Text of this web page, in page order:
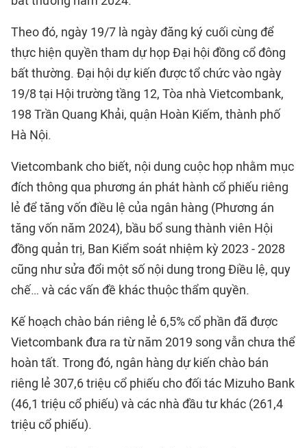
Theo đó, ngày 19/7 là ngày đăng ký cuối cùng để
thực hiện quyền tham dự họp Đại hội đồng cổ đông
bất thường. Đại hội dự kiến được tổ chức vào ngày
19/8 tại Hội trường tầng 12, Tòa nhà Vietcombank,
198 Trần Quang Khải, quận Hoàn Kiếm, thành phố
Hà Nội.
Vietcombank cho biết, nội dung cuộc họp nhằm mục
đích thông qua phương án phát hành cổ phiếu riêng
lẻ để tăng vốn điều lệ của ngân hàng (Phương án
tăng vốn năm 2024), bầu bổ sung thành viên Hội
đồng quản trị, Ban Kiểm soát nhiệm kỳ 2023 - 2028
cũng như sửa đổi một số nội dung trong Điều lệ, quy
chế… và các vấn đề khác thuộc thẩm quyền.
Kế hoạch chào bán riêng lẻ 6,5% cổ phần đã được
Vietcombank đưa ra từ năm 2019 song vẫn chưa thể
hoàn tất. Trong đó, ngân hàng dự kiến chào bán
riêng lẻ 307,6 triệu cổ phiếu cho đối tác Mizuho Bank
(46,1 triệu cổ phiếu) và các nhà đầu tư khác (261,4
triệu cổ phiếu).